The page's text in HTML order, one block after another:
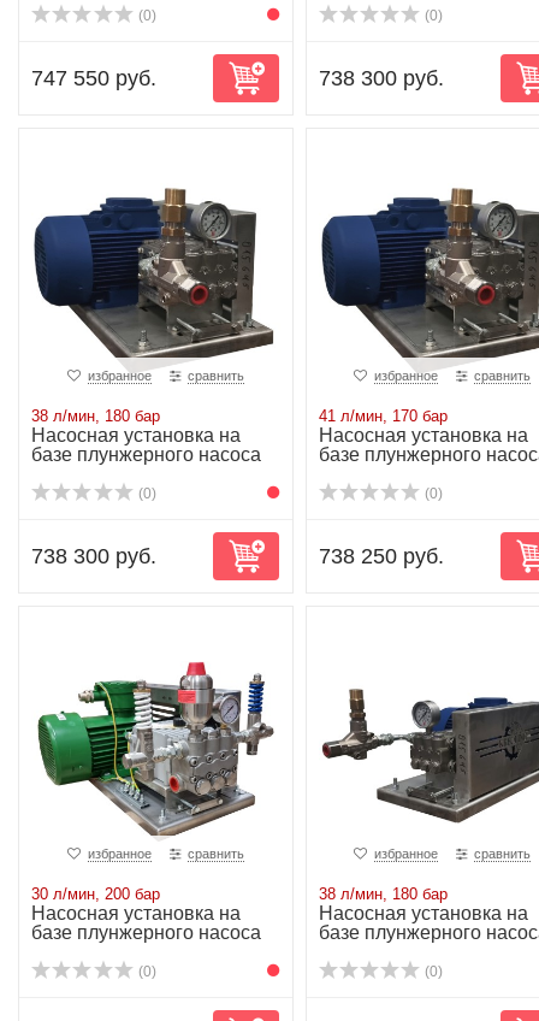
(0)
747 550 руб.
(0)
738 300 руб.
избранное сравнить
38 л/мин, 180 бар
Насосная установка на
базе плунжерного насоса
(0)
738 300 руб.
избранное сравнить
41 л/мин, 170 бар
Насосная установка на
базе плунжерного
(0)
738 250 руб.
избранное сравнить
30 л/мин, 200 бар
Насосная установка на
базе плунжерного насоса
(0)
избранное сравнить
38 л/мин, 180 бар
Насосная установка на
базе плунжерного
(0)